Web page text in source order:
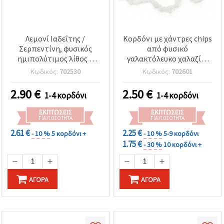
Λεμονί Ιαδεΐτης /
Σερπεντίνη, φυσικός
ημιπολύτιμος λίθος –
νήμα με χάντρες chips 5–
7 mm, ~90 cm
Κωδικός: 702530
2.90€ 1-4 κορδόνι
ΕΚΠΤΏΣΕΙΣ
ΓΙΑ ΠΟΣΌΤΗΤΑ
2.61 €- 10 %5 κορδόνι +
ΑΓΟΡΆ
Κορδόνι με χάντρες chips
από φυσικό
γαλακτόλευκο χαλαζία,
ακανόνιστες πέτρες 5–7
mm, ~90 cm (35″) για
κατασκευή κοσμημάτων,
DIY beading και
χειροτεχνίες
Κωδικός: 702601
2.50€ 1-4 κορδόνι
ΕΚΠΤΏΣΕΙΣ
ΓΙΑ ΠΟΣΌΤΗΤΑ
2.25 €- 10 %5-9 κορδόνι
1.75 €- 30 %10 κορδόνι +
ΑΓΟΡΆ